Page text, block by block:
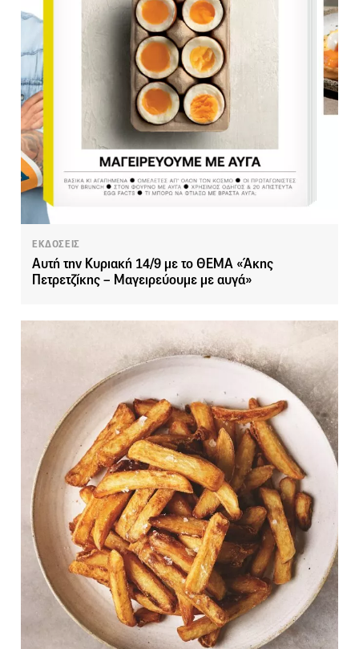
ΕΚΔΟΣΕΙΣ
Αυτή την Κυριακή 14/9 με το ΘΕΜΑ «Άκης
Πετρετζίκης – Μαγειρεύουμε με αυγά»